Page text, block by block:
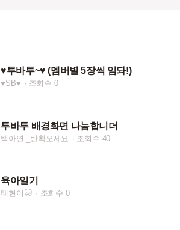
♥투바투~♥ (멤버별 5장씩 임돠!)
♥SB♥ 조회수 0
투바투 배경화면 나눔합니더
백아연._반확오세요 조회수 40
육아일기
태현이🐱 조회수 0